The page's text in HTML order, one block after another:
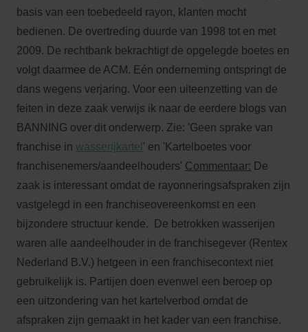
basis van een toebedeeld rayon, klanten mocht
bedienen. De overtreding duurde van 1998 tot en met
2009. De rechtbank bekrachtigt de opgelegde boetes en
volgt daarmee de ACM. Eén onderneming ontspringt de
dans wegens verjaring. Voor een uiteenzetting van de
feiten in deze zaak verwijs ik naar de eerdere blogs van
BANNING over dit onderwerp. Zie: 'Geen sprake van
franchise in wasserijkartel ' en 'Kartelboetes voor
franchisenemers/aandeelhouders' Commentaar: De
zaak is interessant omdat de rayonneringsafspraken zijn
vastgelegd in een franchiseovereenkomst en een
bijzondere structuur kende. De betrokken wasserijen
waren alle aandeelhouder in de franchisegever (Rentex
Nederland B.V.) hetgeen in een franchisecontext niet
gebruikelijk is. Partijen doen evenwel een beroep op
een uitzondering van het kartelverbod omdat de
afspraken zijn gemaakt in het kader van een franchise.